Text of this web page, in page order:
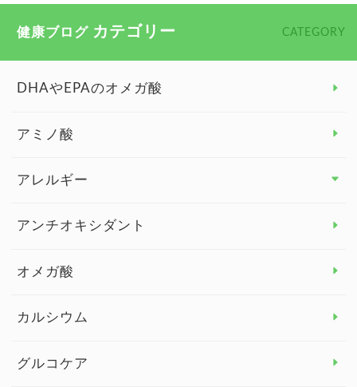
健康ブログ カテゴリー CATEGORY
DHAやEPAのオメガ酸
アミノ酸
アレルギー
アレルギー トップ
アンチオキシダント
オメガ酸
カルシウム
グルコケア